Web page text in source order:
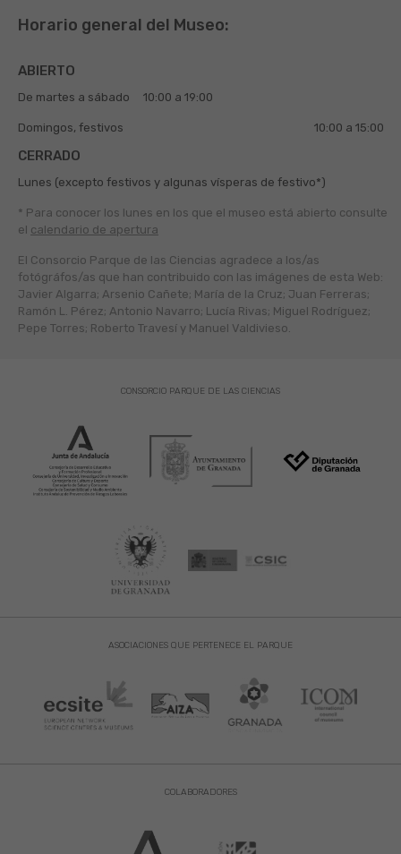
Horario general del Museo:
ABIERTO
De martes a sábado 10:00 a 19:00
Domingos, festivos 10:00 a 15:00
CERRADO
Lunes (excepto festivos y algunas vísperas de festivo*)
* Para conocer los lunes en los que el museo está abierto consulte
el calendario de apertura
El Consorcio Parque de las Ciencias agradece a los/as
fotógráfos/as que han contribuido con las imágenes de esta Web:
Javier Algarra; Arsenio Cañete; María de la Cruz; Juan Ferreras;
Ramón L. Pérez; Antonio Navarro; Lucía Rivas; Miguel Rodríguez;
Pepe Torres; Roberto Travesí y Manuel Valdivieso.
ASOCIACIONES QUE PERTENECE EL PARQUE
CONSORCIO PARQUE DE LAS CIENCIAS
COLABORADORES